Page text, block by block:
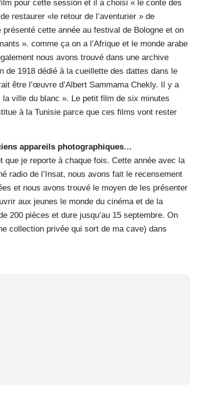
pour cette session et il a choisi « le conte des
restaurer «le retour de l’aventurier » de
cette année au festival de Bologne et on
». comme ça on a l’Afrique et le monde arabe
nous avons trouvé dans une archive
de 1918 dédié à la cueillette des dattes dans le
être l’œuvre d’Albert Sammama Chekly. Il y a
ville du blanc ». Le petit film de six minutes
à la Tunisie parce que ces films vont rester
appareils photographiques…
que je reporte à chaque fois. Cette année avec la
radio de l’Insat, nous avons fait le recensement
et nous avons trouvé le moyen de les présenter
aux jeunes le monde du cinéma et de la
200 pièces et dure jusqu’au 15 septembre. On
collection privée qui sort de ma cave) dans